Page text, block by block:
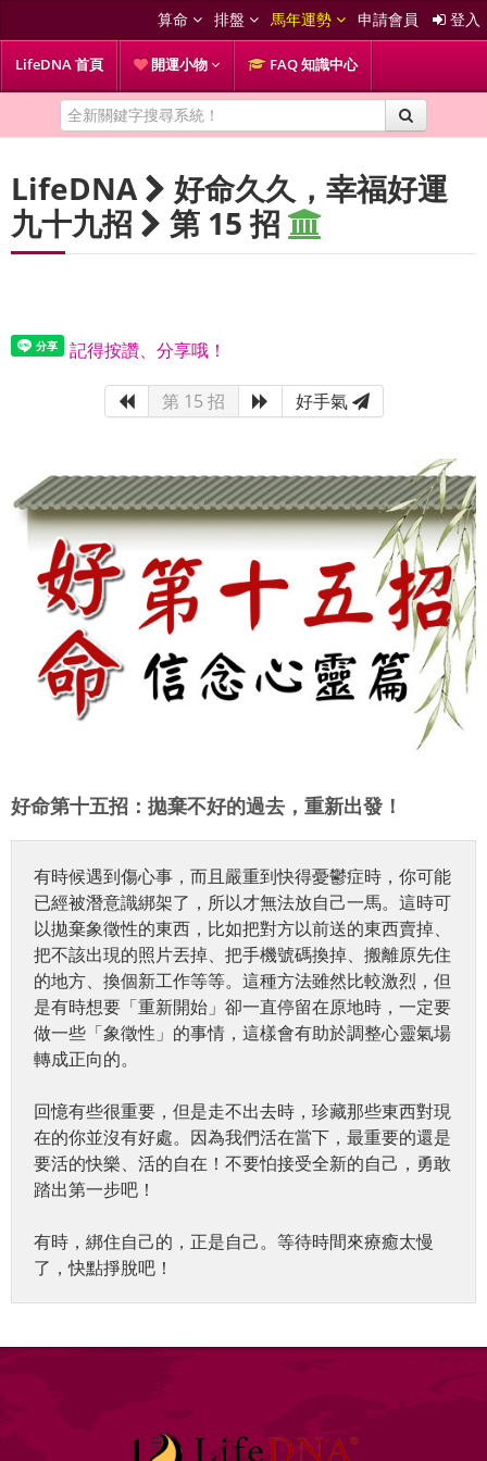
算命 排盤 馬年運勢 申請會員 登入
LifeDNA 首頁 開運小物 FAQ 知識中心
LifeDNA
好命久久，幸福好運
九十九招
第 15 招
記得按讚、分享哦！
第 15 招 好手氣
好命第十五招：拋棄不好的過去，重新出發！
有時候遇到傷心事，而且嚴重到快得憂鬱症時，你可能
已經被潛意識綁架了，所以才無法放自己一馬。這時可
以拋棄象徵性的東西，比如把對方以前送的東西賣掉、
把不該出現的照片丟掉、把手機號碼換掉、搬離原先住
的地方、換個新工作等等。這種方法雖然比較激烈，但
是有時想要「重新開始」卻一直停留在原地時，一定要
做一些「象徵性」的事情，這樣會有助於調整心靈氣場
轉成正向的。
回憶有些很重要，但是走不出去時，珍藏那些東西對現
在的你並沒有好處。因為我們活在當下，最重要的還是
要活的快樂、活的自在！不要怕接受全新的自己，勇敢
踏出第一步吧！
有時，綁住自己的，正是自己。等待時間來療癒太慢
了，快點掙脫吧！